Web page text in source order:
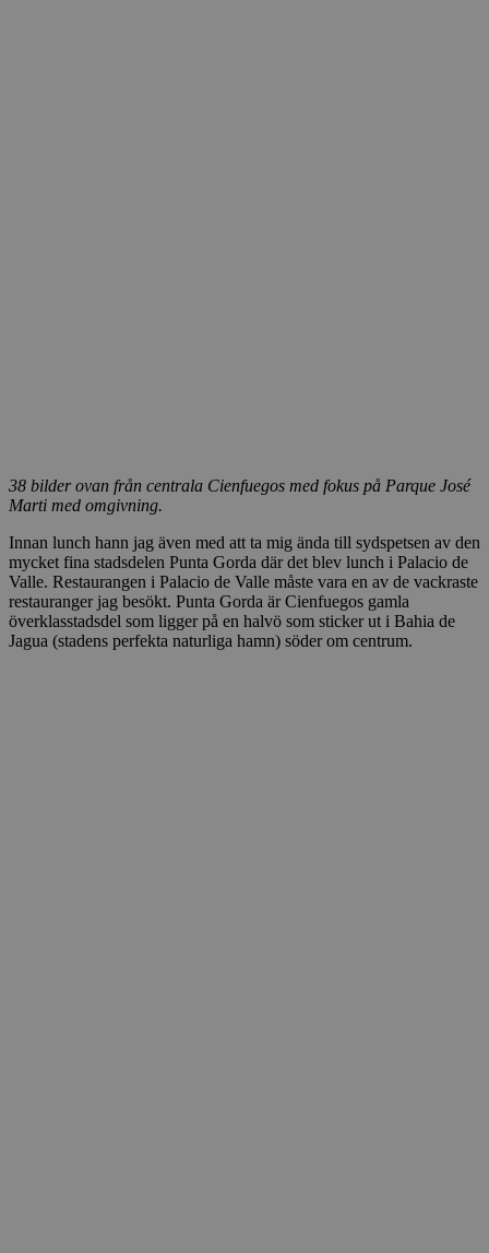
38 bilder ovan från centrala Cienfuegos med fokus på Parque José
Marti med omgivning.
Innan lunch hann jag även med att ta mig ända till sydspetsen av den
mycket fina stadsdelen Punta Gorda där det blev lunch i Palacio de
Valle. Restaurangen i Palacio de Valle måste vara en av de vackraste
restauranger jag besökt. Punta Gorda är Cienfuegos gamla
överklasstadsdel som ligger på en halvö som sticker ut i Bahia de
Jagua (stadens perfekta naturliga hamn) söder om centrum.